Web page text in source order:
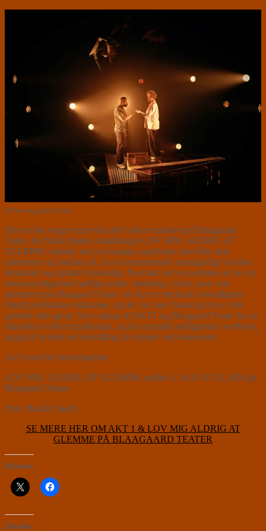
Vi har sagt farvel før.
Det er ikke nogen nem tekst der bliver realiseret på Blaagaard
Teater, for Marie Bjørns tabubelagte LOV MIG ALDRIG AT
GLEMME rammer ned i så mange sandheder, der både skal
italesættes og handles på, at en iscenesættelse uundgåeligt vil blive
diskuteret og opfattet forskelligt. Normalt ved en premiere er der en
konsensuslignende høfligt positiv stemning i salen, men ved
premieren på Blaagaard Teater var der en markant forskellighed
blandt publikums reaktioner, og der var stor forskel på hvor folk
grinede eller græd. Stor cadeau til AKT1 og Blaagaard Teater for at
tiltrække et diverst publikum, og for at smide høfligheden overbord,
og gå all in med en forestilling der rokker ved konsensus.
Let’s rock the boat together.
LOV MIG ALDRIG AT GLEMME spiller d. 14/11-07/12 2024 på
Blaagaard Teater.
Foto: Rumle Skafte
SE MERE HER OM AKT 1 & LOV MIG ALDRIG AT
GLEMME PÅ BLAAGAARD TEATER
Del dette:
Like this: